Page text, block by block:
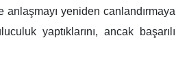
anlaşmayı yeniden canlandırmaya
yaptıklarını, ancak başarılı